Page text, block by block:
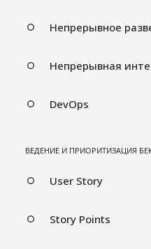
Непрерывное
Непрерывная
DevOps
ВЕДЕНИЕ И ПРИОРИТИЗАЦИЯ
User Story
Story Points